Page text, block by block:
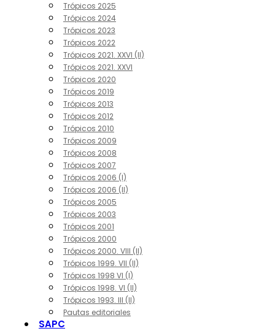
Trópicos 2025
Trópicos 2024
Trópicos 2023
Trópicos 2022
Trópicos 2021. XXVI (II)
Trópicos 2021. XXVI
Trópicos 2020
Trópicos 2019
Trópicos 2013
Trópicos 2012
Trópicos 2010
Trópicos 2009
Trópicos 2008
Trópicos 2007
Trópicos 2006 (I)
Trópicos 2006 (II)
Trópicos 2005
Trópicos 2003
Trópicos 2001
Trópicos 2000
Trópicos 2000. VIII (II)
Trópicos 1999. VII (II)
Trópicos 1998 VI (I)
Trópicos 1998. VI (II)
Trópicos 1993. III (II)
Pautas editoriales
SAPC